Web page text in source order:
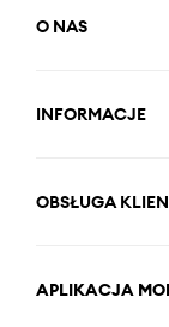
O NAS
INFORMACJE
OBSŁUGA
APLIKACJA